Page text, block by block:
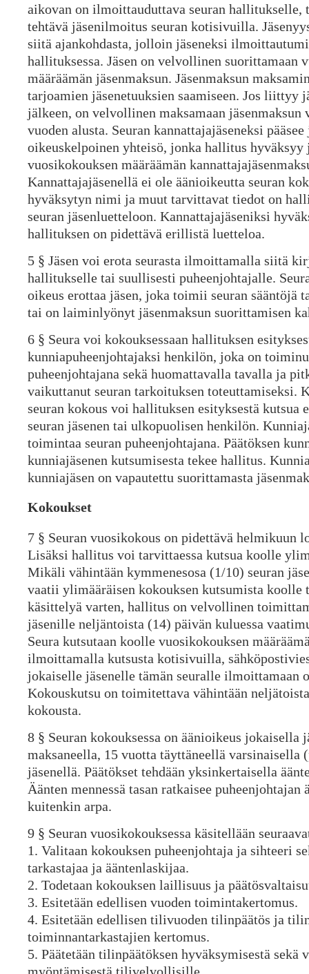
aikovan on ilmoittauduttava seuran
tehtävä jäsenilmoitus seuran kotisivuilla.
siitä ajankohdasta, jolloin jäseneksi
hallituksessa. Jäsen on velvollinen suorittamaan
määräämän jäsenmaksun. Jäsenmaksun
tarjoamien jäsenetuuksien saamiseen. Jos liittyy
jälkeen, on velvollinen maksamaan jäsenmaksun
vuoden alusta. Seuran kannattajajäseneksi
oikeuskelpoinen yhteisö, jonka hallitus hyväksyy
vuosikokouksen määräämän
Kannattajajäsenellä ei ole äänioikeutta seuran
hyväksytyn nimi ja muut tarvittavat tiedot on
seuran jäsenluetteloon. Kannattajajäseniksi
hallituksen on pidettävä erillistä luetteloa.
5 § Jäsen voi erota seurasta ilmoittamalla siitä
hallitukselle tai suullisesti puheenjohtajalle.
oikeus erottaa jäsen, joka toimii seuran sääntöjä
tai on laiminlyönyt jäsenmaksun suorittamisen
6 § Seura voi kokouksessaan hallituksen
kunniapuheenjohtajaksi henkilön, joka on
puheenjohtajana sekä huomattavalla tavalla ja
vaikuttanut seuran tarkoituksen toteuttamiseksi.
seuran kokous voi hallituksen esityksestä kutsua
seuran jäsenen tai ulkopuolisen henkilön.
toimintaa seuran puheenjohtajana. Päätöksen
kunniajäsenen kutsumisesta tekee hallitus.
kunniajäsen on vapautettu suorittamasta
Kokoukset
7 § Seuran vuosikokous on pidettävä helmikuun
Lisäksi hallitus voi tarvittaessa kutsua koolle
Mikäli vähintään kymmenesosa (1/10) seuran
vaatii ylimääräisen kokouksen kutsumista koolle
käsittelyä varten, hallitus on velvollinen
jäsenille neljäntoista (14) päivän kuluessa
Seura kutsutaan koolle vuosikokouksen
ilmoittamalla kutsusta kotisivuilla,
jokaiselle jäsenelle tämän seuralle ilmoittamaan
Kokouskutsu on toimitettava vähintään
kokousta.
8 § Seuran kokouksessa on äänioikeus jokaisella
maksaneella, 15 vuotta täyttäneellä varsinaisella
jäsenellä. Päätökset tehdään yksinkertaisella
Äänten mennessä tasan ratkaisee puheenjohtajan
kuitenkin arpa.
9 § Seuran vuosikokouksessa käsitellään
1. Valitaan kokouksen puheenjohtaja ja sihteeri
tarkastajaa ja ääntenlaskijaa.
2. Todetaan kokouksen laillisuus ja
3. Esitetään edellisen vuoden toimintakertomus.
4. Esitetään edellisen tilivuoden tilinpäätös ja
toiminnantarkastajien kertomus.
5. Päätetään tilinpäätöksen hyväksymisestä sekä